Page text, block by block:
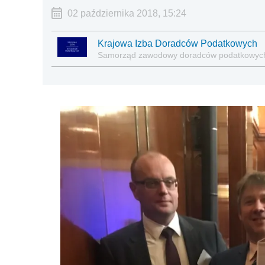
02 października 2018, 15:24
Krajowa Izba Doradców Podatkowych
Samorząd zawodowy doradców